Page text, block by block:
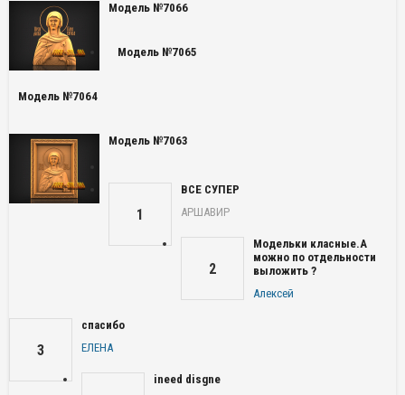
Модель №7066
Модель №7065
Модель №7064
Модель №7063
1
ВСЕ СУПЕР
АРШАВИР
2
Модельки класные.А
можно по отдельности
выложить ?
Алексей
3
спасибо
ЕЛЕНА
ineed disgne